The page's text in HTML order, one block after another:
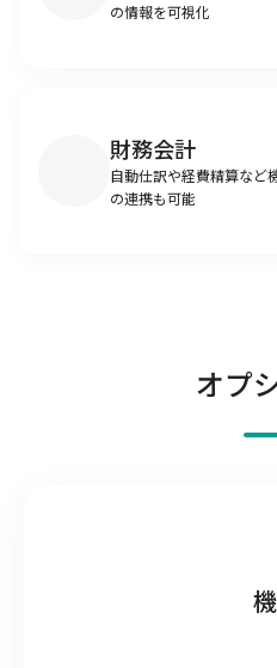
の情報を可視化
財務会計
自動仕訳や経費精算など
の連携も可能
オプ